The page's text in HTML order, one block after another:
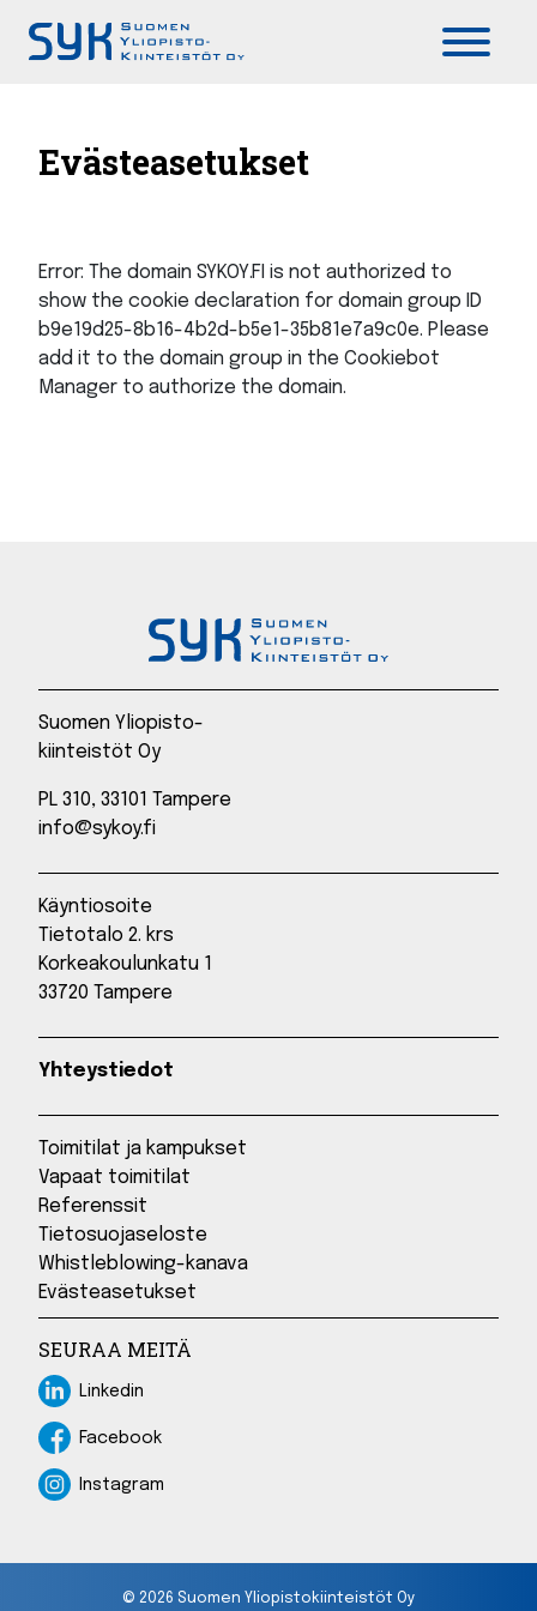
Evästeasetukset
Error: The domain SYKOY.FI is not authorized to
show the cookie declaration for domain group ID
b9e19d25-8b16-4b2d-b5e1-35b81e7a9c0e. Please
add it to the domain group in the Cookiebot
Manager to authorize the domain.
Suomen Yliopisto-
kiinteistöt Oy
PL 310, 33101 Tampere
info@sykoy.fi
Käyntiosoite
Tietotalo 2. krs
Korkeakoulunkatu 1
33720 Tampere
Yhteystiedot
Toimitilat ja kampukset
Vapaat toimitilat
Referenssit
Tietosuojaseloste
Whistleblowing-kanava
Evästeasetukset
SEURAA MEITÄ
LinkedinLinkedin
Facebook
Facebook
Instagram
Instagram
© 2026 Suomen Yliopistokiinteistöt Oy